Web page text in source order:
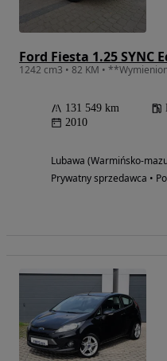
Ford Fiesta 1.25 SYNC
131 549 km
2010
Lubawa (Warmińsko-
Prywatny sprzedawca •